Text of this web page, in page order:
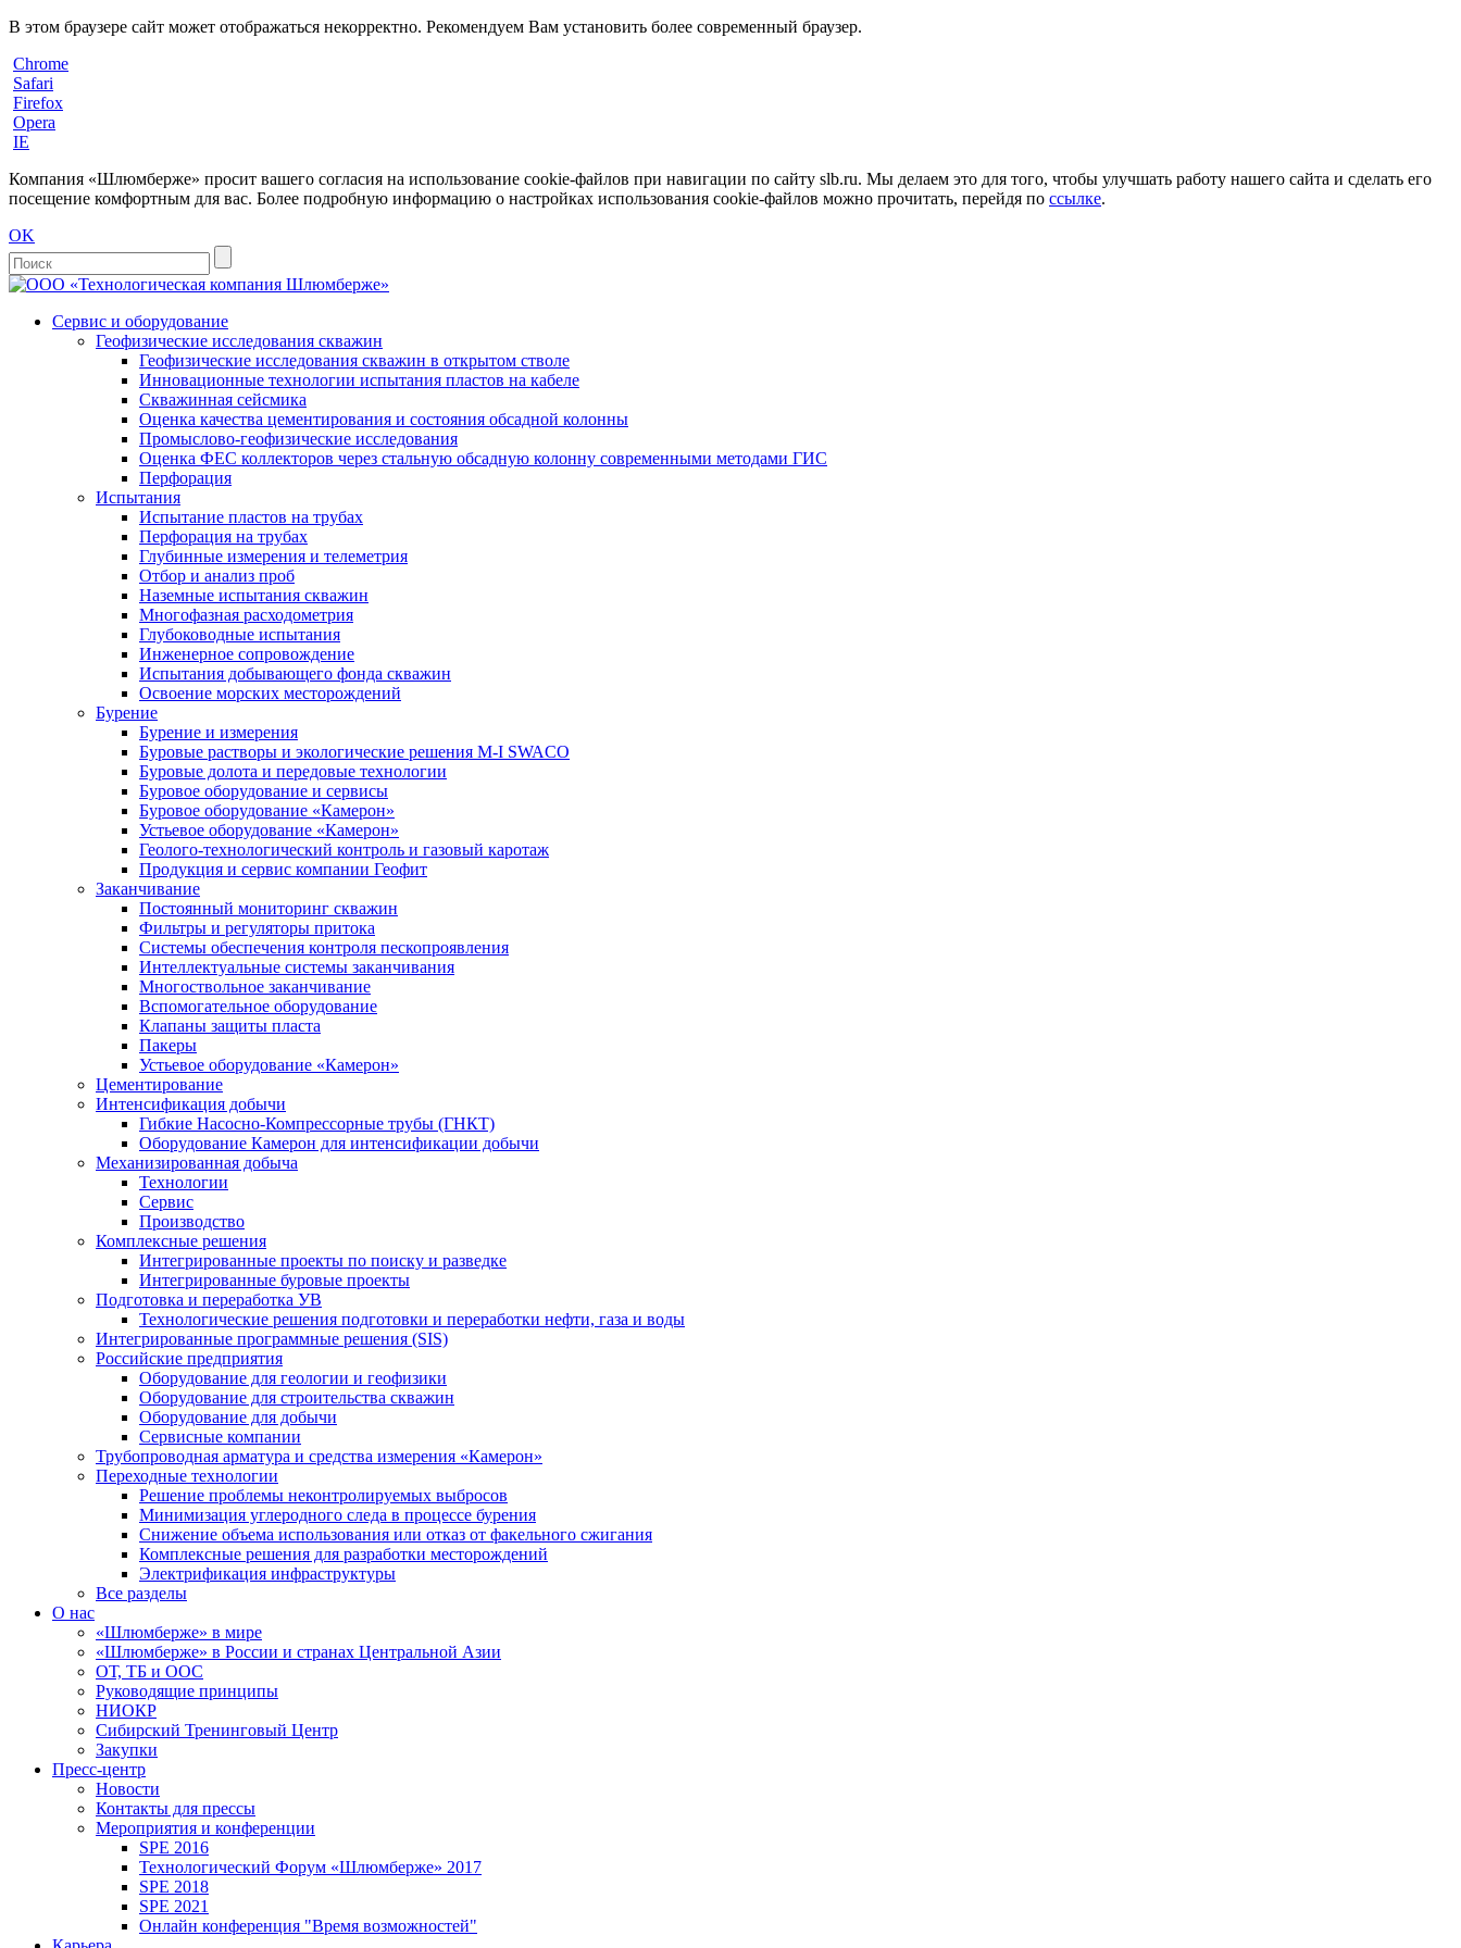
В этом браузере сайт может отображаться некорректно. Рекомендуем Вам установить более современный браузер.
Chrome
Safari
Firefox
Opera
IE
Компания «Шлюмберже» просит вашего согласия на использование cookie-файлов при навигации по сайту slb.ru. Мы делаем это для того, чтобы улучшать работу нашего сайта и сделать его
посещение комфортным для вас. Более подробную информацию о настройках использования cookie-файлов можно прочитать, перейдя по ссылке.
OK
Сервис и оборудование
Геофизические исследования скважин
Геофизические исследования скважин в открытом стволе
Инновационные технологии испытания пластов на кабеле
Скважинная сейсмика
Оценка качества цементирования и состояния обсадной колонны
Промыслово-геофизические исследования
Оценка ФЕС коллекторов через стальную обсадную колонну современными методами ГИС
Перфорация
Испытания
Испытание пластов на трубах
Перфорация на трубах
Глубинные измерения и телеметрия
Отбор и анализ проб
Наземные испытания скважин
Многофазная расходометрия
Глубоководные испытания
Инженерное сопровождение
Испытания добывающего фонда скважин
Освоение морских месторождений
Бурение
Бурение и измерения
Буровые растворы и экологические решения M-I SWACO
Буровые долота и передовые технологии
Буровое оборудование и сервисы
Буровое оборудование «Камерон»
Устьевое оборудование «Камерон»
Геолого-технологический контроль и газовый каротаж
Продукция и сервис компании Геофит
Заканчивание
Постоянный мониторинг скважин
Фильтры и регуляторы притока
Cистемы обеспечения контроля пескопроявления
Интеллектуальные системы заканчивания
Многоствольное заканчивание
Вспомогательное оборудование
Клапаны защиты пласта
Пакеры
Устьевое оборудование «Камерон»
Цементирование
Интенсификация добычи
Гибкие Насосно-Компрессорные трубы (ГНКТ)
Оборудование Камерон для интенсификации добычи
Механизированная добыча
Технологии
Сервис
Производство
Комплексные решения
Интегрированные проекты по поиску и разведке
Интегрированные буровые проекты
Подготовка и переработка УВ
Технологические решения подготовки и переработки нефти, газа и воды
Интегрированные программные решения (SIS)
Российские предприятия
Оборудование для геологии и геофизики
Оборудование для строительства скважин
Оборудование для добычи
Сервисные компании
Трубопроводная арматура и средства измерения «Камерон»
Переходные технологии
Решение проблемы неконтролируемых выбросов
Минимизация углеродного следа в процессе бурения
Снижение объема использования или отказ от факельного сжигания
Комплексные решения для разработки месторождений
Электрификация инфраструктуры
Все разделы
О нас
«Шлюмберже» в мире
«Шлюмберже» в России и странах Центральной Азии
ОТ, ТБ и ООС
Руководящие принципы
НИОКР
Сибирский Тренинговый Центр
Закупки
Пресс-центр
Новости
Контакты для прессы
Мероприятия и конференции
SPE 2016
Технологический Форум «Шлюмберже» 2017
SPE 2018
SPE 2021
Онлайн конференция "Время возможностей"